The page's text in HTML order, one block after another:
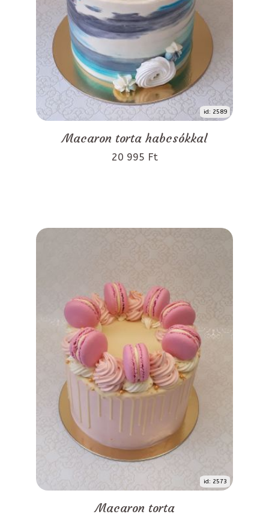
id: 2589
Macaron torta habcsókkal
20 995 Ft
id: 2573
Macaron torta